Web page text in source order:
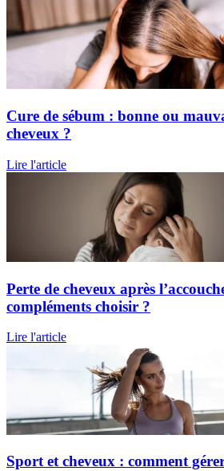
Cure de sébum : bonne ou
cheveux ?
Lire l'article
Perte de cheveux après
compléments choisir ?
Lire l'article
Sport et cheveux : comment